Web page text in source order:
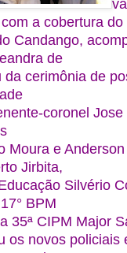
a cobertura do
Candango,
de
da cerimônia de
coronel
Moura e
Jirbita,
Silvério
BPM
35ª CIPM Major
os novos policiais